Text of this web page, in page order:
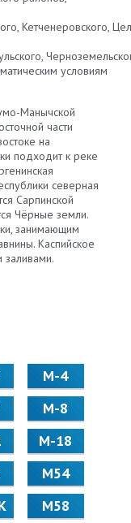
Кетченеровского,
условиям
Манычской
части
на
подходит к реке
северная
Сарпинской
Чёрные земли.
занимающим
Каспийское
М-4
М-8
М-18
М54
М58